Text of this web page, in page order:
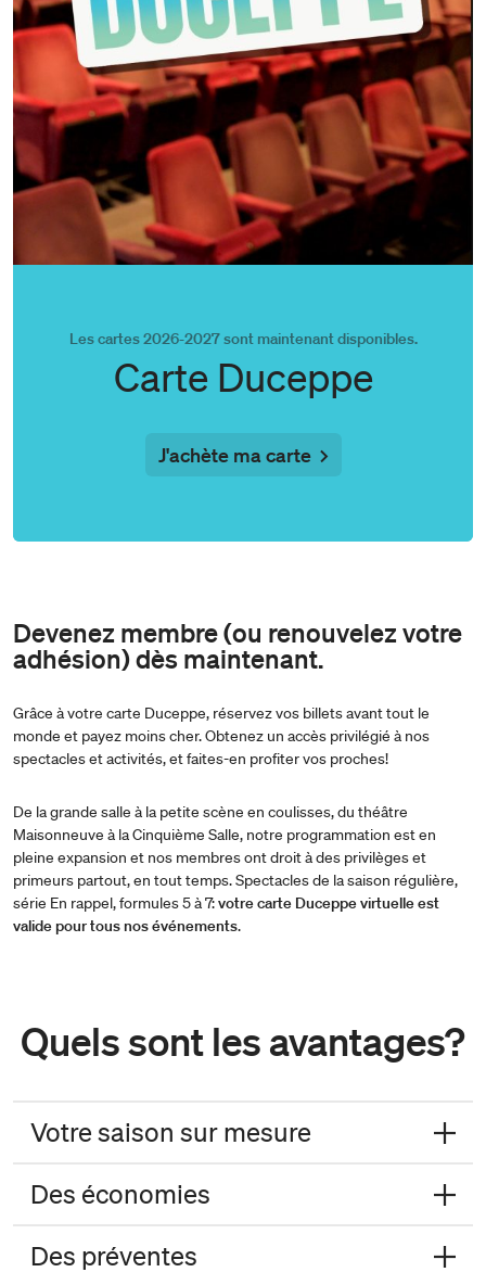
Les cartes 2026-2027 sont maintenant disponibles.
Carte Duceppe
J'achète ma carte
Devenez membre (ou renouvelez votre
adhésion) dès maintenant.
Grâce à votre carte Duceppe, réservez vos billets avant tout le
monde et payez moins cher. Obtenez un accès privilégié à nos
spectacles et activités, et faites-en profiter vos proches!
De la grande salle à la petite scène en coulisses, du théâtre
Maisonneuve à la Cinquième Salle, notre programmation est en
pleine expansion et nos membres ont droit à des privilèges et
primeurs partout, en tout temps. Spectacles de la saison régulière,
série En rappel, formules 5 à 7:votre carte Duceppe virtuelle est
valide pour tous nos événements.
Quels sont les avantages?
Votre saison sur mesure
Des économies
Des préventes